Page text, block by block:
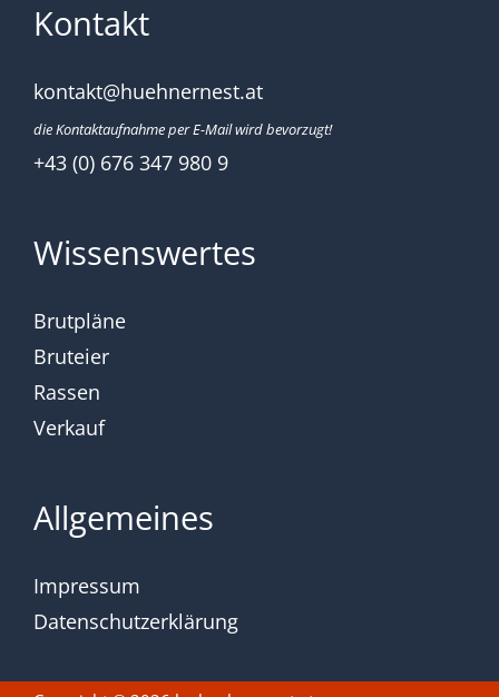
Kontakt
kontakt@huehnernest.at
die Kontaktaufnahme per E-Mail wird bevorzugt!
+43 (0) 676 347 980 9
Wissenswertes
Brutpläne
Bruteier
Rassen
Verkauf
Allgemeines
Impressum
Datenschutzerklärung